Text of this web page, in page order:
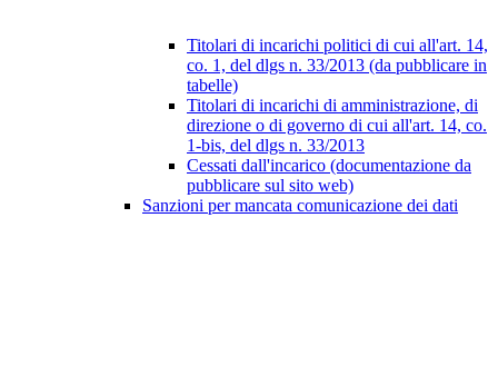
Titolari di incarichi politici di cui all'art. 14,
co. 1, del dlgs n. 33/2013 (da pubblicare in
tabelle)
Titolari di incarichi di amministrazione, di
direzione o di governo di cui all'art. 14, co.
1-bis, del dlgs n. 33/2013
Cessati dall'incarico (documentazione da
pubblicare sul sito web)
Sanzioni per mancata comunicazione dei dati